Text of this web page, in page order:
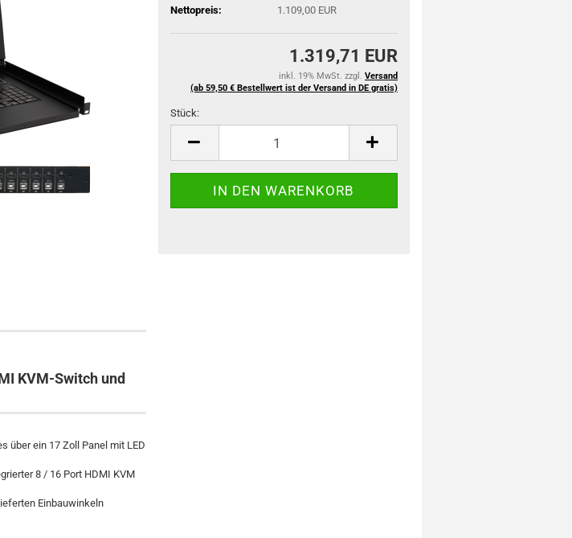
Nettopreis: 1.109,00 EUR
1.319,71 EUR
inkl. 19% MwSt. zzgl. Versand
(ab 59,50 € Bestellwert ist der Versand in DE gratis)
Stück:
Stück
KVM-Switch und
über ein 17 Zoll Panel mit LED
8 / 16 Port HDMI KVM
Einbauwinkeln